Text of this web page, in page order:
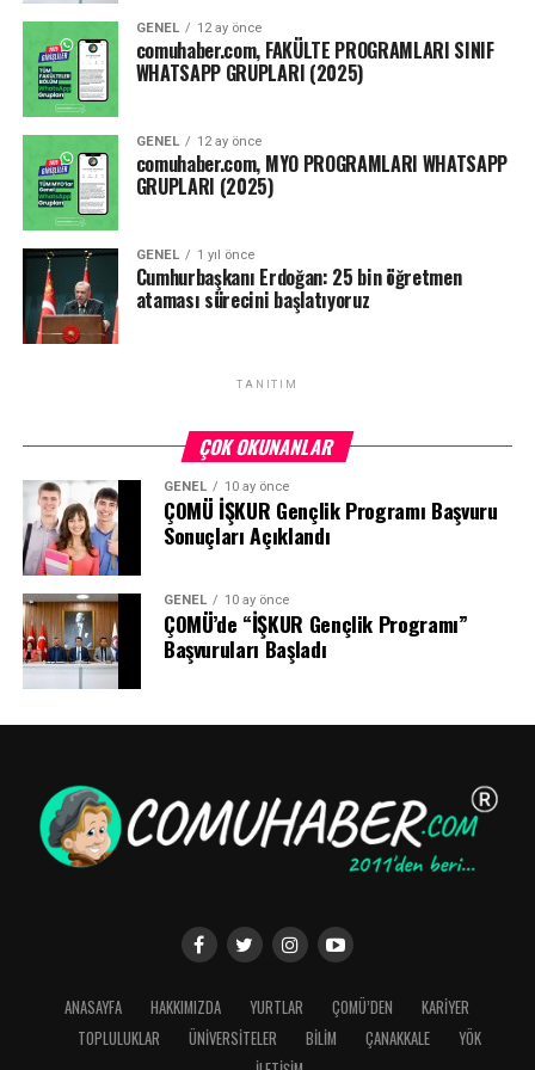
Kaynak: ensonhaber.com
Facebook
Mastodon
EmailShare
GENEL 12 ay önce
comuhaber.com, FAKÜLTE PROGRAMLARI SINIF
WHATSAPP GRUPLARI (2025)
GENEL 12 ay önce
comuhaber.com, MYO PROGRAMLARI WHATSAPP
GRUPLARI (2025)
GENEL 1 yıl önce
Cumhurbaşkanı Erdoğan: 25 bin öğretmen
ataması sürecini başlatıyoruz
TANITIM
ÇOK OKUNANLAR
GENEL 10 ay önce
ÇOMÜ İŞKUR Gençlik Programı Başvuru
Sonuçları Açıklandı
GENEL 10 ay önce
ÇOMÜ’de “İŞKUR Gençlik Programı”
Başvuruları Başladı
ANASAYFA HAKKIMIZDA YURTLAR ÇOMÜ’DEN
KARİYER
TOPLULUKLAR
ÜNİVERSİTELER BİLİM ÇANAKKALE
YÖK